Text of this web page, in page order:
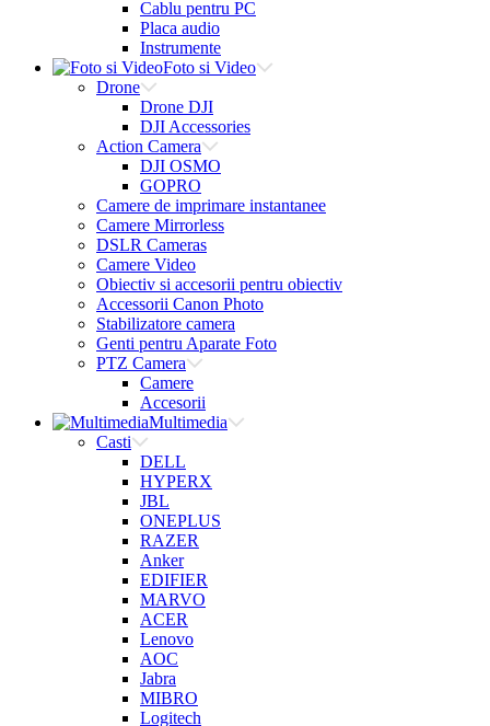
Cablu pentru PC
Placa audio
Instrumente
Foto si Video
Drone
Drone DJI
DJI Accessories
Action Camera
DJI OSMO
GOPRO
Camere de imprimare instantanee
Camere Mirrorless
DSLR Cameras
Camere Video
Obiectiv si accesorii pentru obiectiv
Accessorii Canon Photo
Stabilizatore camera
Genti pentru Aparate Foto
PTZ Camera
Camere
Accesorii
Multimedia
Casti
DELL
HYPERX
JBL
ONEPLUS
RAZER
Anker
EDIFIER
MARVO
ACER
Lenovo
AOC
Jabra
MIBRO
Logitech